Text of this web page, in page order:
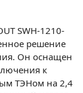
SWH-1210-
решение
Он оснащен
к
ТЭНом на 2,4